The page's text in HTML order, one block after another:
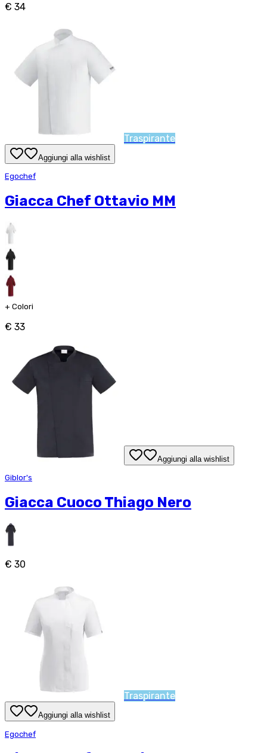
€ 34
Traspirante
Aggiungi alla wishlist
Egochef
Giacca Chef Ottavio MM
+ Colori
€ 33
Aggiungi alla wishlist
Giblor's
Giacca Cuoco Thiago Nero
€ 30
Traspirante
Aggiungi alla wishlist
Egochef